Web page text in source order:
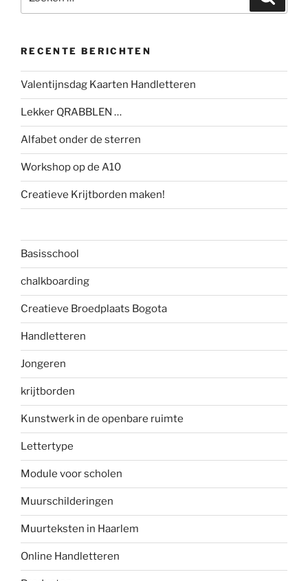
naar:
RECENTE BERICHTEN
Valentijnsdag Kaarten Handletteren
Lekker QRABBLEN …
Alfabet onder de sterren
Workshop op de A10
Creatieve Krijtborden maken!
Basisschool
chalkboarding
Creatieve Broedplaats Bogota
Handletteren
Jongeren
krijtborden
Kunstwerk in de openbare ruimte
Lettertype
Module voor scholen
Muurschilderingen
Muurteksten in Haarlem
Online Handletteren